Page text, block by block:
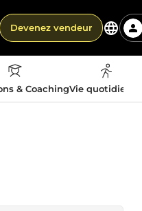
Devenez vendeur
& CoachingVie